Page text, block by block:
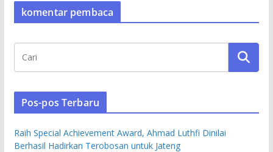
komentar pembaca
Pos-pos Terbaru
Raih Special Achievement Award, Ahmad Luthfi Dinilai
Berhasil Hadirkan Terobosan untuk Jateng